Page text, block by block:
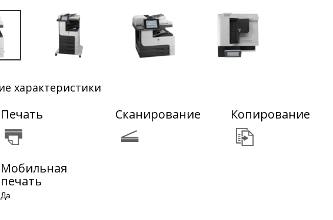
характеристики
Печать Сканирование Копирование
Мобильная
печать
Да